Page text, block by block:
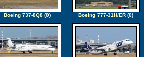
Boeing 737-8Q8 (0) Boeing 777-31H/ER (0)